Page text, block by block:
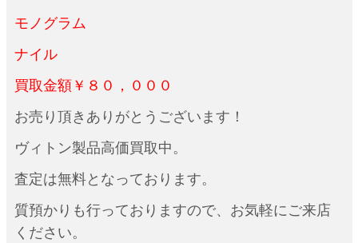
モノグラム
ナイル
買取金額￥８０，０００
お売り頂きありがとうございます！
ヴィトン製品高価買取中。
査定は無料となっております。
質預かりも行っておりますので、お気軽にご来店
ください。